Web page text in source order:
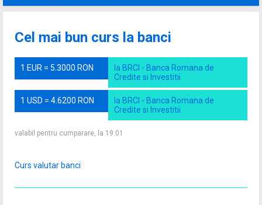
Cel mai bun curs la banci
1 EUR = 5.3000 RON
la BRCI - Banca Romana de
Credite si Investitii
1 USD = 4.6200 RON
la BRCI - Banca Romana de
Credite si Investitii
valabil pentru cumparare, la 19.01
Curs valutar banci